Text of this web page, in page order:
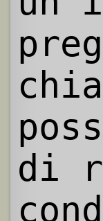
di